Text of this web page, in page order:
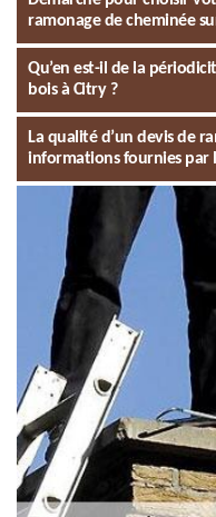
ramonage de cheminée
Qu’en est-il de la
bois à Citry ?
La qualité d’un devis de
informations fournies par